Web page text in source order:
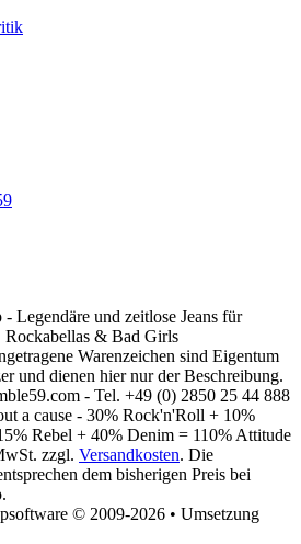
Legendäre und zeitlose Jeans für
Rockabellas & Bad Girls
Warenzeichen sind Eigentum
und dienen hier nur der Beschreibung.
- Tel. +49 (0) 2850 25 44 888
a cause - 30% Rock'n'Roll + 10%
Rebel + 40% Denim = 110% Attitude
zzgl. Versandkosten. Die
dem bisherigen Preis bei
© 2009-2026 • Umsetzung